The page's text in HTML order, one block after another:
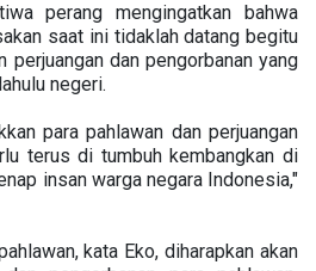
perang mengingatkan bahwa
saat ini tidaklah datang begitu
perjuangan dan pengorbanan yang
negeri.
para pahlawan dan perjuangan
terus di tumbuh kembangkan di
insan warga negara Indonesia,"
kata Eko, diharapkan akan